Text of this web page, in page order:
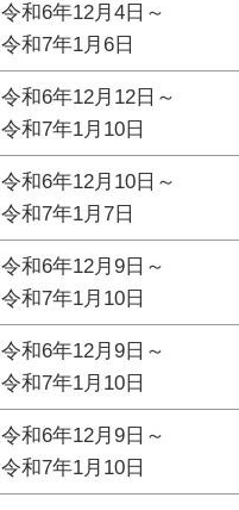
令和6年12月4日～
令和7年1月6日
令和6年12月12日～
令和7年1月10日
令和6年12月10日～
令和7年1月7日
令和6年12月9日～
令和7年1月10日
令和6年12月9日～
令和7年1月10日
令和6年12月9日～
令和7年1月10日